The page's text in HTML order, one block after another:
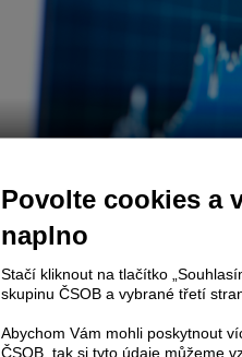
za jednotné stanovisko společnosti
stránek Patria OnlineaInvestiční
Povolte cookies a
naplno
Stačí kliknout na tlačítko
skupinu ČSOB a vybrané třetí
Abychom Vám mohli poskytnout